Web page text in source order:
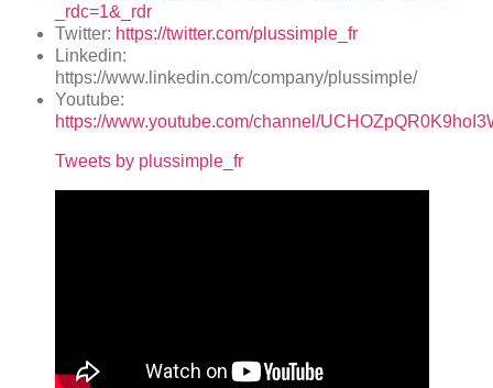
_rdc=1&_rdr
Twitter: https://twitter.com/plussimple_fr
Linkedin:
https://www.linkedin.com/company/plussimple/
Youtube:
https://www.youtube.com/channel/
Tweets by plussimple_fr